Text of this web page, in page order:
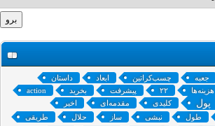
جعبه چسب‌کراتین ابعاد
داستان
هزینه‌ها ۲۲ پیشرفت بخرید
action
پول کلیدی مقدمه‌ای اخیر
طول نبشی ساز حلال
طریقی